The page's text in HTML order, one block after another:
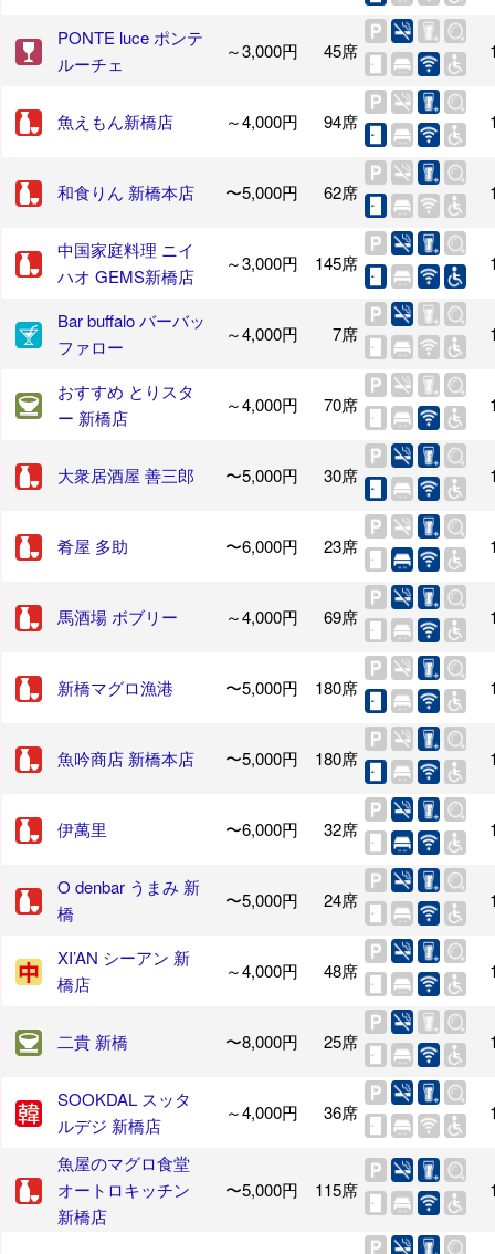
PONTE luce ポンテ
ルーチェ
～3,000円 45席
魚えもん新橋店 ～4,000円 94席
和食りん 新橋本店 〜5,000円 62席
中国家庭料理 ニイ
ハオ GEMS新橋店
～3,000円 145席
Bar buffalo バーバッ
ファロー
～4,000円 7席
おすすめ とりスタ
ー 新橋店
～4,000円 70席
大衆居酒屋 善三郎 〜5,000円 30席
肴屋 多助 〜6,000円 23席
馬酒場 ボブリー ～4,000円 69席
新橋マグロ漁港 〜5,000円 180席
魚吟商店 新橋本店 〜5,000円 180席
伊萬里 〜6,000円 32席
O denbar うまみ 新
橋
〜5,000円 24席
XI’AN シーアン 新
橋店
～4,000円 48席
二貴 新橋 〜8,000円 25席
SOOKDAL スッタ
ルデジ 新橋店
～4,000円 36席
魚屋のマグロ食堂
オートロキッチン
新橋店
〜5,000円 115席